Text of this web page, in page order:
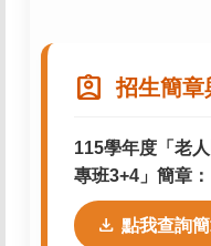
assignment_ind 招生簡章
115學年度「老
專班3+4」簡章：
download 點我查詢